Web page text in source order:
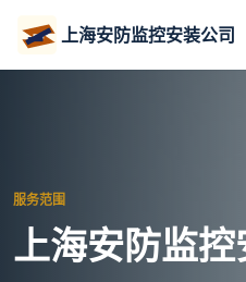
上海安防监控安装公司
服务范围
上海安防监控